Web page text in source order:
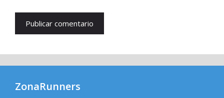
ZonaRunners